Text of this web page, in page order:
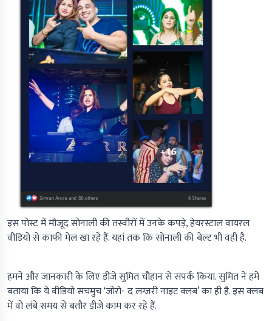
इस पोस्ट में मौजूद सोनाली की तस्वीरों में उनके कपड़े, हेयरस्टाल वायरल
वीडियो से काफी मेल खा रहे हैं. यहां तक कि सोनाली की बेल्ट भी वही है.
हमने और जानकारी के लिए डीजे सुमित चौहान से संपर्क किया. सुमित ने हमें
बताया कि ये वीडियो सचमुच ‘जोरो- द लग्जरी नाइट क्लब’ का ही है. इस क्लब
में वो लंबे समय से बतौर डीजे काम कर रहे हैं.